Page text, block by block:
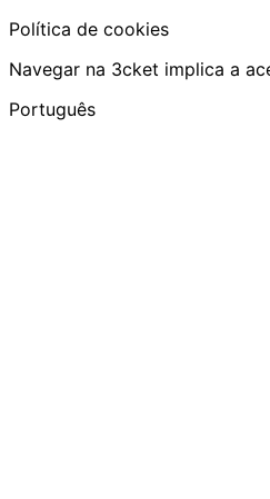
Política de cookies
Navegar na 3cket implica a
Português